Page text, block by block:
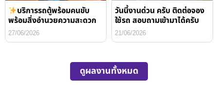
บริการรถตู้พร้อมคนขับ
พร้อมสิ่งอำนวยความสะดวก
27/06/2026
วันนี้งานด่วน ครับ ติดต่อจอง
ใช้รถ สอบถามเข้ามาได้ครับ
21/06/2026
ดูผลงานทั้งหมด